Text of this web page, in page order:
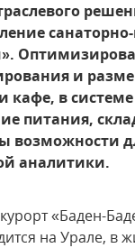
и
кафе, в
питания,
возможности
аналитики.
«Баден-
на Урале, в